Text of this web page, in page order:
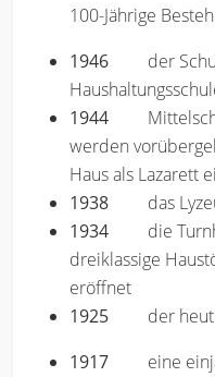
100-Jährige
1946 der
1944
werden
Haus als Lazarett
1938 das
1934 die
dreiklassige
eröffnet
1925 der
1917 eine